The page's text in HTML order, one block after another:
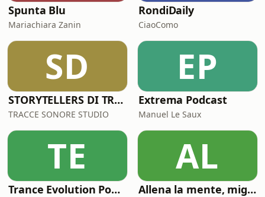
Spunta Blu
Mariachiara Zanin
RondiDaily
CiaoComo
SD
STORYTELLERS DI TRACCESONORE STUDIO
TRACCE SONORE STUDIO
EP
Extrema Podcast
Manuel Le Saux
TE
Trance Evolution Podcast
AL
Allena la mente, migliora la tua vita. Psicologia, mental training e crescita personale